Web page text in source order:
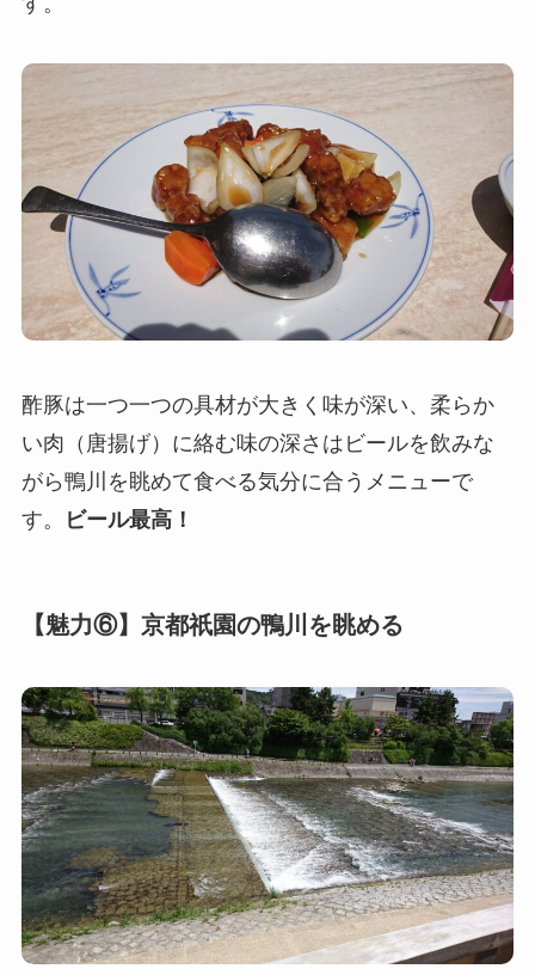
酢豚は一つ一つの具材が大きく味が深い、柔らか
い肉（唐揚げ）に絡む味の深さはビールを飲みな
がら鴨川を眺めて食べる気分に合うメニューで
す。 ビール最高！
【魅力⑥】京都祇園の鴨川を眺める